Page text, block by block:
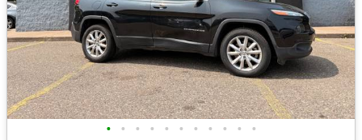
• • • • • • • • • • •